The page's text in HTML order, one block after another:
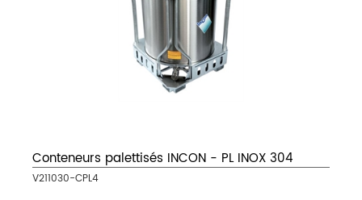
Conteneurs palettisés INCON - PL INOX 304
V211030-CPL4